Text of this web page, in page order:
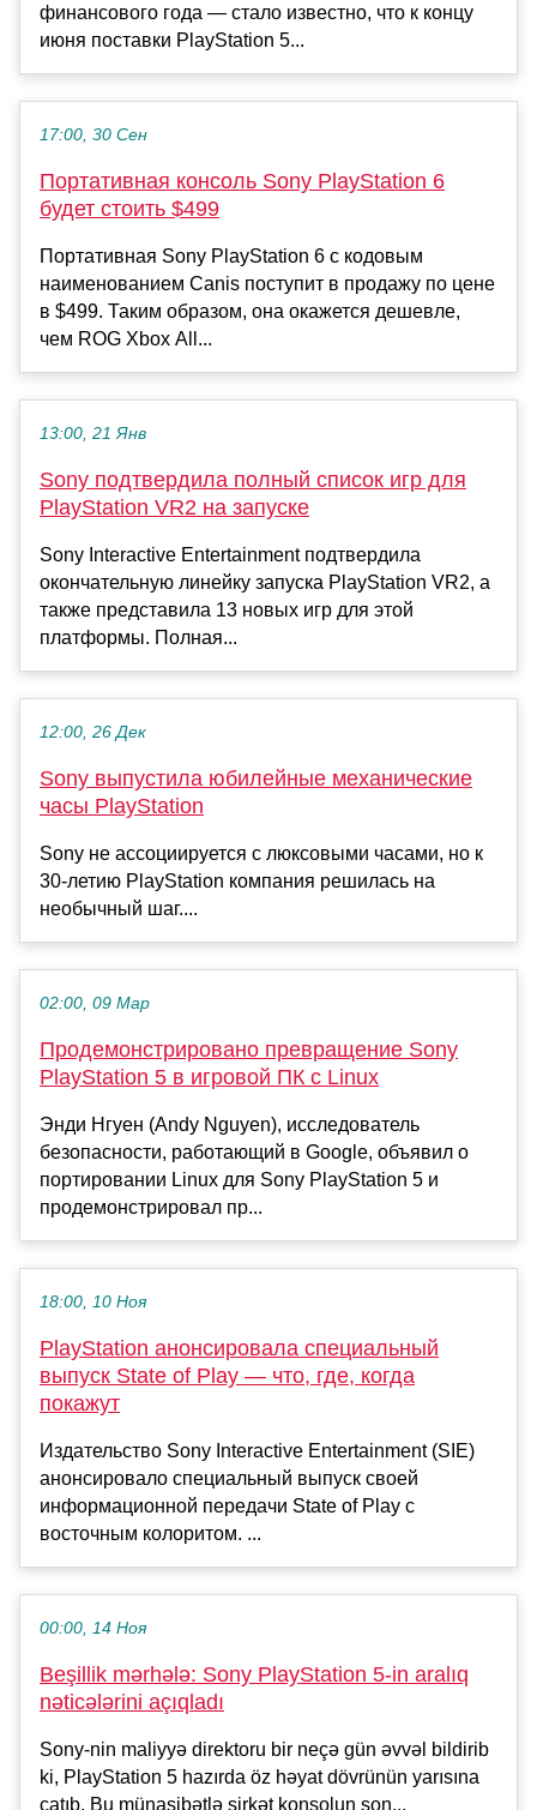
финансового года — стало известно, что к концу
июня поставки PlayStation 5...
17:00, 30 Сен
Портативная консоль Sony PlayStation 6
будет стоить $499
Портативная Sony PlayStation 6 с кодовым
наименованием Canis поступит в продажу по цене
в $499. Таким образом, она окажется дешевле,
чем ROG Xbox All...
13:00, 21 Янв
Sony подтвердила полный список игр для
PlayStation VR2 на запуске
Sony Interactive Entertainment подтвердила
окончательную линейку запуска PlayStation VR2, а
также представила 13 новых игр для этой
платформы. Полная...
12:00, 26 Дек
Sony выпустила юбилейные механические
часы PlayStation
Sony не ассоциируется с люксовыми часами, но к
30-летию PlayStation компания решилась на
необычный шаг....
02:00, 09 Мар
Продемонстрировано превращение Sony
PlayStation 5 в игровой ПК с Linux
Энди Нгуен (Andy Nguyen), исследователь
безопасности, работающий в Google, объявил о
портировании Linux для Sony PlayStation 5 и
продемонстрировал пр...
18:00, 10 Ноя
PlayStation анонсировала специальный
выпуск State of Play — что, где, когда
покажут
Издательство Sony Interactive Entertainment (SIE)
анонсировало специальный выпуск своей
информационной передачи State of Play c
восточным колоритом. ...
00:00, 14 Ноя
Beşillik mərhələ: Sony PlayStation 5-in aralıq
nəticələrini açıqladı
Sony-nin maliyyə direktoru bir neçə gün əvvəl bildirib
ki, PlayStation 5 hazırda öz həyat dövrünün yarısına
çatıb. Bu münasibətlə şirkət konsolun son...